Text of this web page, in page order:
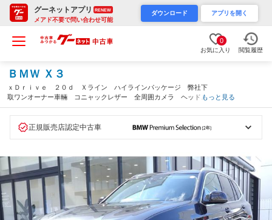
グーネットアプリ RENEW
メアド不要で問い合わせ可能
ダウンロード アプリを開く
0
お気に入り 閲覧履歴
ＢＭＷ Ｘ３
ｘＤｒｉｖｅ ２０ｄ Ｘライン ハイラインパッケージ 弊社下
取ワンオーナー車輛 コニャックレザー 全周囲カメラ ヘッドア
ップディスプレイ ドライビングアシストプラス パーキングアシ
ト 認定中古車（大阪府）
もっと見る
正規販売店認定中古車